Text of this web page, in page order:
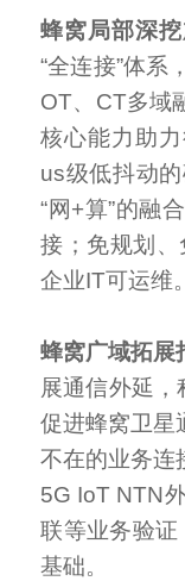
蜂窝局部深
“全连接”体系
OT、CT多域
核心能力助
us级低抖动
“网+算”的融
接；免规划
企业IT可运维。
蜂窝广域拓展
展通信外延
促进蜂窝卫星
不在的业务连
5G IoT NTN
联等业务验
基础。